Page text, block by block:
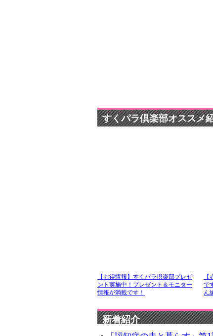
すくパラ倶楽部オススメ
【お得情報】すくパラ倶楽部プレゼ
ント実施中！プレゼント＆モニター
情報が満載です！
で
ん
新着紹介